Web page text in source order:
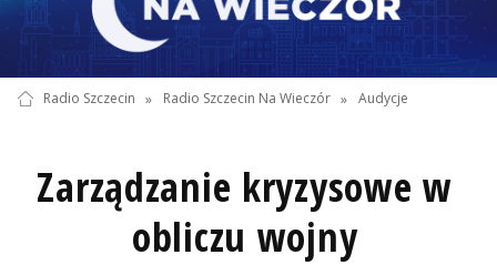
Radio Szczecin » Radio Szczecin Na Wieczór » Audycje
Zarządzanie kryzysowe w
obliczu wojny